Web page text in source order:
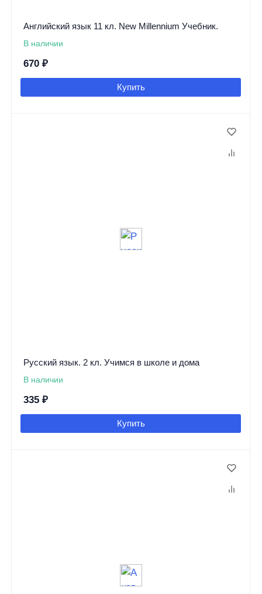
Английский язык 11 кл. New Millennium Учебник.
В наличии
670 ₽
Купить
Русский язык. 2 кл. Учимся в школе и дома
В наличии
335 ₽
Купить